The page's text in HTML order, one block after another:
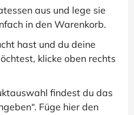
aus und lege sie
in den Warenkorb.
hast und du deine
klicke oben rechts
findest du das
Füge hier den